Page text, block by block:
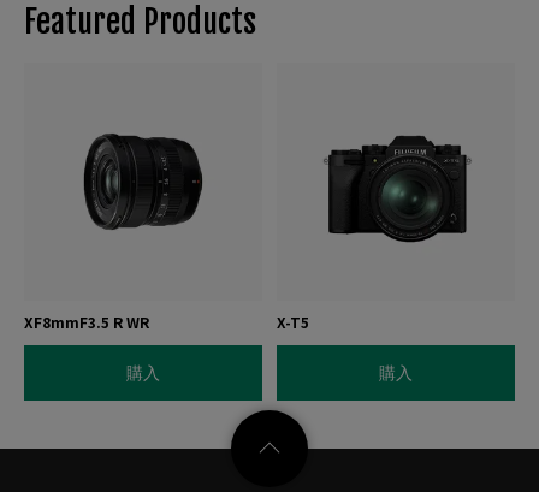
Featured Products
XF8mmF3.5 R WR
購入
X-T5
購入